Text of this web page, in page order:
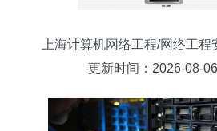
上海计算机网络工程/网络工
海旗雷
更新时间：2026-08-